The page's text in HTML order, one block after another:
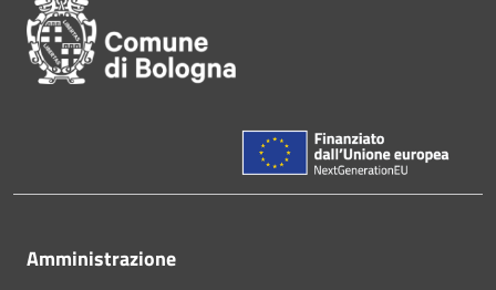
Amministrazione